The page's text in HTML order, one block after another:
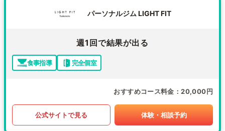
パーソナルジム LIGHT FIT
週1回で結果が出る
食事指導 完全個室
おすすめコース料金 20,000円
公式サイトで見る 体験・相談予約